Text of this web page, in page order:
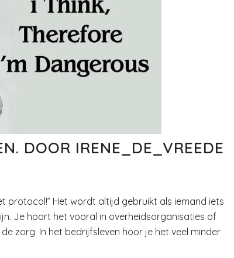
DOOR IRENE_DE_VREEDE
protocol!” Het wordt altijd gebruikt als iemand iets
Je hoort het vooral in overheidsorganisaties of
zorg. In het bedrijfsleven hoor je het veel minder